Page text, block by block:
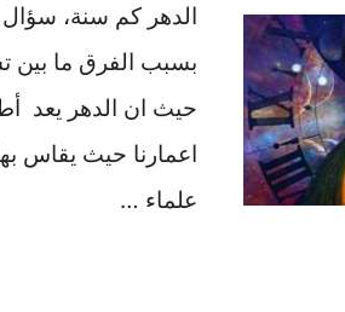
الدهر كم سنة، سؤال
بسبب الفرق ما بين
حيث ان الدهر يعد
اعمارنا حيث يقاس
علماء …